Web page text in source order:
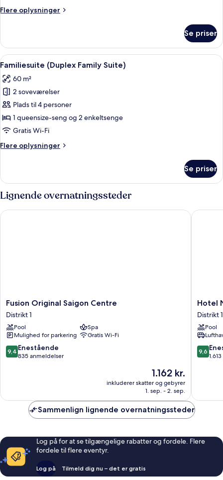
(Standing
Flere oplysninger
Flere
værelse
forbundne
(Standing
Balcony)
Se priser
Indlæs
alle
billeder
af
Familiesuite
(Duplex
Family
Et hotelværelse med en stor seng,
8
Familiesuite (Duplex Family Suite)
60 m²
2 soveværelser
Plads til 4 personer
1 queensize-seng og 2 enkeltsenge
Gratis Wi-Fi
Flere oplysninger
Flere
(Duplex
Family
Suite)
Se priser
Lignende overnatningssteder
Fusion
Original
Saigon
Centre
Distrikt
1
Fusion Original Saigon Centre
Distrikt 1
Pool
Spa
Mulighed for parkering
Gratis Wi-Fi
9.4
ud
anmeldelser
9,4 Enestående
835 anmeldelser
Prisen
1.162 kr.
1.162 kr.
inkluderer skatter og gebyrer
1. sep. - 2. sep.
Fusion Original Saigon Centre
Hotel
Nikko
Saigon
Distrikt
1
Hotel
Distrikt 1
Pool
9.6
ud
9,6
Hotel
Sammenlign lignende overnatningssteder
Log på for at se tilgængelige rabatter og fordele. Flere
fordele til flere eventyr.
Log på Tilmeld dig nu – det er gratis